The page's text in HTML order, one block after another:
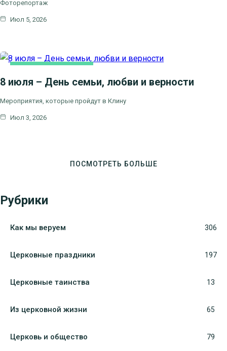
Фоторепортаж
Июл 5, 2026
8 июля – День семьи, любви и верности
Мероприятия, которые пройдут в Клину
Июл 3, 2026
ПОСМОТРЕТЬ БОЛЬШЕ
Рубрики
Как мы веруем 306
Церковные праздники 197
Церковные таинства 13
Из церковной жизни 65
Церковь и общество 79